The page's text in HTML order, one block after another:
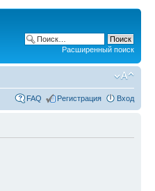
Расширенный поиск
FAQ Регистрация Вход